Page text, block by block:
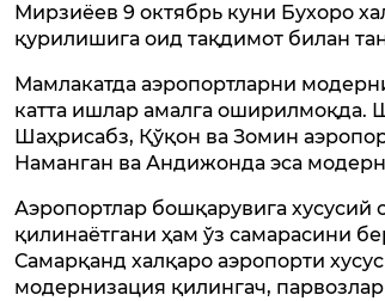
Мирзиёев 9 октябрь куни Бухоро
қурилишига оид тақдимот билан
Мамлакатда аэропортларни
катта ишлар амалга оширилмоқда.
Шаҳрисабз, Қўқон ва Зомин
Наманган ва Андижонда эса
Аэропортлар бошқарувига хусусий
қилинаётгани ҳам ўз самарасини
Самарқанд халқаро аэропорти
модернизация қилингач,